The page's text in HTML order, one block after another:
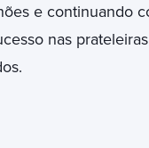
e continuando
nas